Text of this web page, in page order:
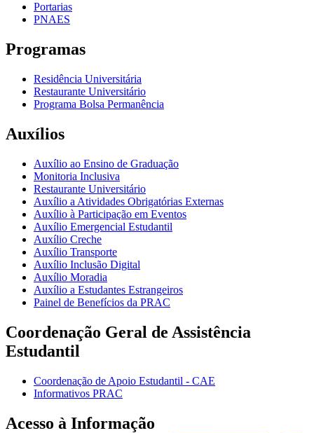
Portarias
PNAES
Programas
Residência Universitária
Restaurante Universitário
Programa Bolsa Permanência
Auxílios
Auxílio ao Ensino de Graduação
Monitoria Inclusiva
Restaurante Universitário
Auxílio a Atividades Obrigatórias Externas
Auxílio à Participação em Eventos
Auxílio Emergencial Estudantil
Auxílio Creche
Auxílio Transporte
Auxílio Inclusão Digital
Auxílio Moradia
Auxílio a Estudantes Estrangeiros
Painel de Benefícios da PRAC
Coordenação Geral de Assistência
Estudantil
Coordenação de Apoio Estudantil - CAE
Informativos PRAC
Acesso à Informação